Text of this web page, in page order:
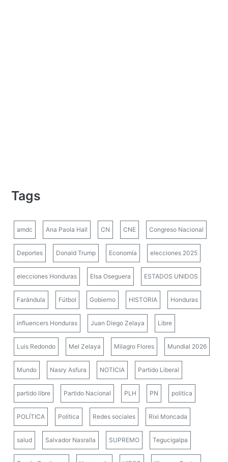
Tags
amdc Ana Paola Hall CN CNE Congreso Nacional
Deportes Donald Trump Economía elecciones 2025
elecciones Honduras Elsa Oseguera ESTADOS UNIDOS
Farándula Fútbol Gobierno HISTORIA Honduras
influencers Honduras Juan Diego Zelaya Libre
Luis Redondo Mel Zelaya Milagro Flores Mundial 2026
Mundo Nasry Asfura NOTICIA Partido Liberal
partido libre Partido Nacional PLH PN politica
POLÍTICA Política Redes sociales Rixi Moncada
salud Salvador Nasralla SUPREMO Tegucigalpa